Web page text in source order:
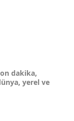
dakika,
yerel ve